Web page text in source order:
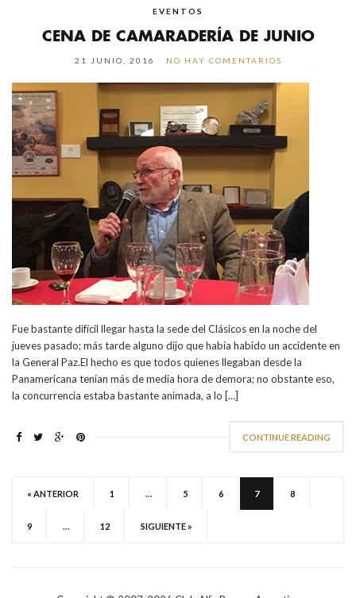
EVENTOS
CENA DE CAMARADERÍA DE JUNIO
21 JUNIO, 2016 NO HAY COMENTARIOS
Fue bastante difícil llegar hasta la sede del Clásicos en la noche del
jueves pasado; más tarde alguno dijo que había habido un accidente en
la General Paz.El hecho es que todos quienes llegaban desde la
Panamericana tenían más de media hora de demora; no obstante eso,
la concurrencia estaba bastante animada, a lo […]
CONTINUE READING
« ANTERIOR 1 5 6 7 8
9 12 SIGUIENTE »